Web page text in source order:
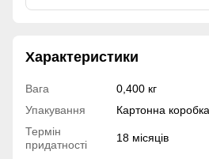
Характеристики
Вага
0,400 кг
Упакування
Картонна коробка
Термін
придатності
18 місяців